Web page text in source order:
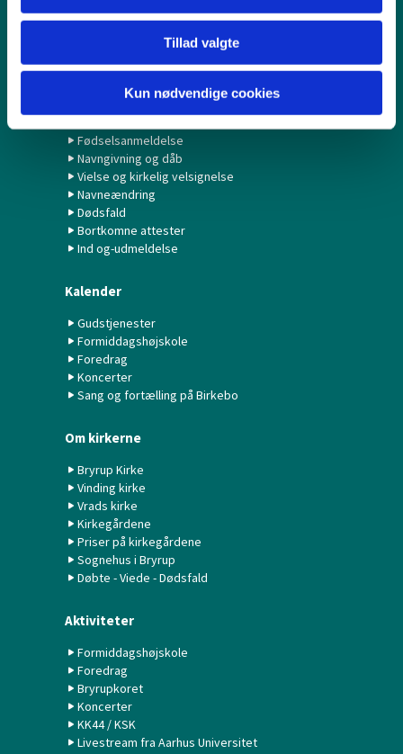
Tillad valgte
Kun nødvendige cookies
Konfirmation/Konfirmander
Minikonfirmander
Fødselsanmeldelse
Navngivning og dåb
Vielse og kirkelig velsignelse
Navneændring
Dødsfald
Bortkomne attester
Ind og-udmeldelse
Kalender
Gudstjenester
Formiddagshøjskole
Foredrag
Koncerter
Sang og fortælling på Birkebo
Om kirkerne
Bryrup Kirke
Vinding kirke
Vrads kirke
Kirkegårdene
Priser på kirkegårdene
Sognehus i Bryrup
Døbte - Viede - Dødsfald
Aktiviteter
Formiddagshøjskole
Foredrag
Bryrupkoret
Koncerter
KK44 / KSK
Livestream fra Aarhus Universitet